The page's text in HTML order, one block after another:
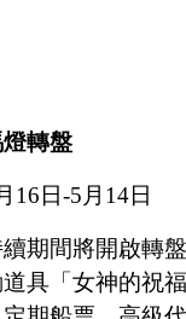
轉盤
16 日-5月 14日
續期間將開啟轉
具 「 女神的祝福